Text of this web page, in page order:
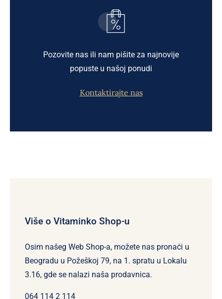
Pozovite nas ili nam pišite za najnovije
popuste u našoj ponudi
Kontaktirajte nas
Više o Vitaminko Shop-u
Osim našeg Web Shop-a, možete nas pronaći u
Beogradu u Požeškoj 79, na 1. spratu u Lokalu
3.16, gde se nalazi naša prodavnica.
064 114 2 114